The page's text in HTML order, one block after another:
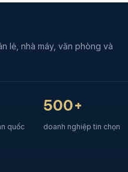
lẻ, nhà máy, văn phòng và
quốc
500+
doanh nghiệp tin chọn